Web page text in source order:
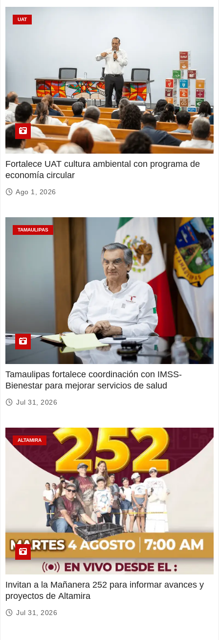
UAT
Fortalece UAT cultura ambiental con programa de
economía circular
Ago 1, 2026
TAMAULIPAS
Tamaulipas fortalece coordinación con IMSS-
Bienestar para mejorar servicios de salud
Jul 31, 2026
ALTAMIRA
Invitan a la Mañanera 252 para informar avances y
proyectos de Altamira
Jul 31, 2026